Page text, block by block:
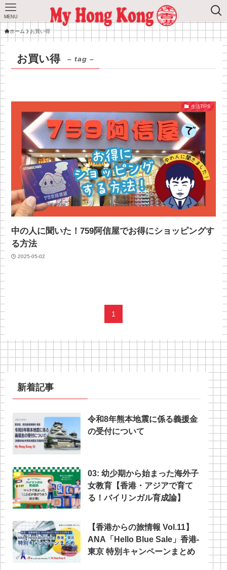
MENU
ホーム お買い得
お買い得 – tag –
生活TIPS
中の人に聞いた！759阿信屋でお得にショッピングす
る方法
2025-05-02
1
新着記事
令和8年熊本地震に係る義援金
の受付について
03: 幼少期から始まった海外子
女教育【香港・アジアで育て
る！バイリンガル育成論】
【香港からの旅情報 Vol.11】
ANA「Hello Blue Sale」香港‐
東京 特別キャンペーンまとめ